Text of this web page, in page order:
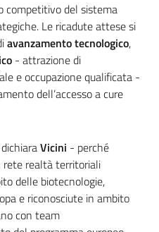
competitivo del sistema
Le ricadute attese si
avanzamento tecnologico,
- attrazione di
e occupazione qualificata -
dell’accesso a cure
Vicini - perché
rete realtà territoriali
delle biotecnologie,
e riconosciute in ambito
con team